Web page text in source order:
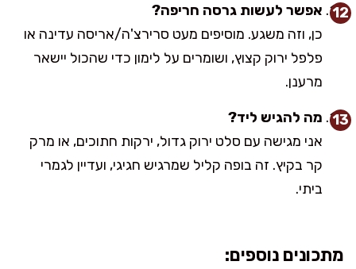
אפשר לעשות גרסה חריפה?
כן, וזה משגע. מוסיפים מעט סרירצ'ה/אריסה עדינה או
פלפל ירוק קצוץ, ושומרים על לימון כדי שהכול יישאר
מרענן.
מה להגיש ליד?
אני מגישה עם סלט ירוק גדול, ירקות חתוכים, או מרק
קר בקיץ. זה בופה קליל שמרגיש חגיגי, ועדיין לגמרי
ביתי.
מתכונים נוספים: